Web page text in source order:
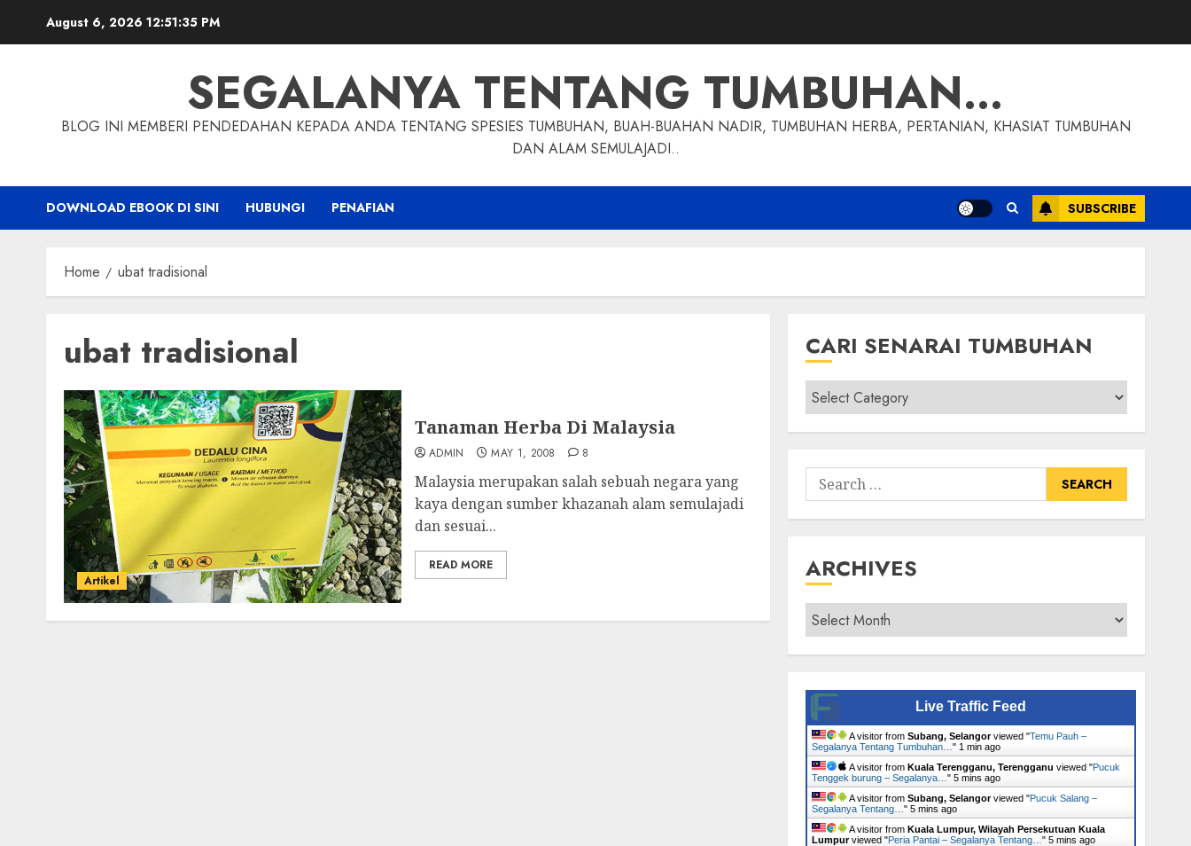
August 6, 2026 12:51:36 PM
SEGALANYA TENTANG TUMBUHAN…
BLOG INI MEMBERI PENDEDAHAN KEPADA ANDA TENTANG SPESIES TUMBUHAN, BUAH-BUAHAN NADIR, TUMBUHAN HERBA, PERTANIAN, KHASIAT TUMBUHAN
DAN ALAM SEMULAJADI..
DOWNLOAD EBOOK DI SINI HUBUNGI PENAFIAN SUBSCRIBE
Home ubat tradisional
ubat tradisional
Artikel
Tanaman Herba Di Malaysia
ADMIN MAY 1, 2008 8
Malaysia merupakan salah sebuah negara yang
kaya dengan sumber khazanah alam semulajadi
dan sesuai...
READ MORE
CARI SENARAI TUMBUHAN
Cari
Senarai
Tumbuhan
Search
for:
ARCHIVES
Archives
Live Traffic Feed
A visitor from Subang, Selangorviewed "Temu Pauh –
Segalanya Tentang Tumbuhan… " 1 min ago
A visitor from Kuala Terengganu, Terengganu viewed "Pucuk
Tenggek burung – Segalanya… " 5 mins ago
A visitor from Subang, Selangorviewed "Pucuk Salang –
Segalanya Tentang… " 5 mins ago
A visitor from Kuala Lumpur, Wilayah Persekutuan Kuala
Lumpurviewed "Peria Pantai – Segalanya Tentang… " 5 mins ago